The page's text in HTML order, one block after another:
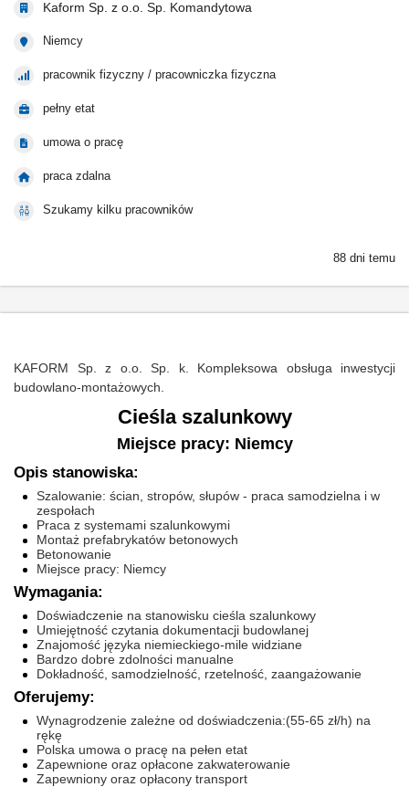
Kaform Sp. z o.o. Sp. Komandytowa
Niemcy
pracownik fizyczny / pracowniczka fizyczna
pełny etat
umowa o pracę
praca zdalna
Szukamy kilku pracowników
88 dni temu
KAFORM Sp. z o.o. Sp. k. Kompleksowa obsługa inwestycji
budowlano-montażowych.
Cieśla szalunkowy
Miejsce pracy: Niemcy
Opis stanowiska:
Szalowanie: ścian, stropów, słupów - praca samodzielna i w
zespołach
Praca z systemami szalunkowymi
Montaż prefabrykatów betonowych
Betonowanie
Miejsce pracy: Niemcy
Wymagania:
Doświadczenie na stanowisku cieśla szalunkowy
Umiejętność czytania dokumentacji budowlanej
Znajomość języka niemieckiego-mile widziane
Bardzo dobre zdolności manualne
Dokładność, samodzielność, rzetelność, zaangażowanie
Oferujemy:
Wynagrodzenie zależne od doświadczenia:(55-65 zł/h) na
rękę
Polska umowa o pracę na pełen etat
Zapewnione oraz opłacone zakwaterowanie
Zapewniony oraz opłacony transport